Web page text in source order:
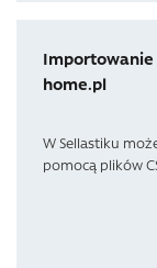
home.pl
W Sellastiku
pomocą plików